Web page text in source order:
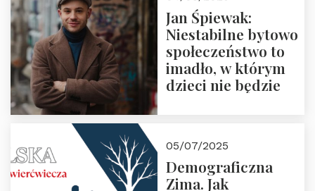
Jan Śpiewak:
Niestabilne bytowo
społeczeństwo to
imadło, w którym
dzieci nie będzie
05/07/2025
Demograficzna
Zima. Jak